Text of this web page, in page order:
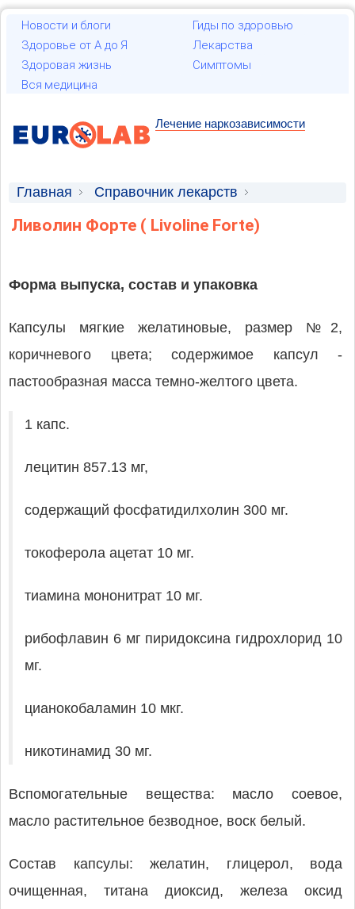
Новости и блоги
Гиды по здоровью
Здоровье от А до Я
Лекарства
Здоровая жизнь
Симптомы
Вся медицина
Лечение наркозависимости
Главная
Справочник лекарств
Лекарственные средства
Ливолин Форте ( Livoline Forte)
Форма выпуска, состав и упаковка
Капсулы мягкие желатиновые, размер №2,
коричневого цвета; содержимое капсул -
пастообразная масса темно-желтого цвета.
1 капс.
лецитин 857.13 мг,
содержащий фосфатидилхолин 300 мг.
токоферола ацетат 10 мг.
тиамина мононитрат 10 мг.
рибофлавин 6 мг пиридоксина гидрохлорид 10
мг.
цианокобаламин 10 мкг.
никотинамид 30 мг.
Вспомогательные вещества: масло соевое,
масло растительное безводное, воск белый.
Состав капсулы: желатин, глицерол, вода
очищенная, титана диоксид, железа оксид